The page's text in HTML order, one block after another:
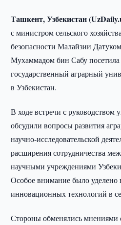
Ташкент, Узбекистан
с министром сельского
безопасности Малайзии
Мухаммадом бин Сабу
государственный аграрный
в Узбекистан.
В ходе встречи с руководством
обсудили вопросы развития
научно-исследовательской
расширения сотрудничества
научными учреждениями
Особое внимание было
инновационных технологий в
Стороны обменялись мнениями